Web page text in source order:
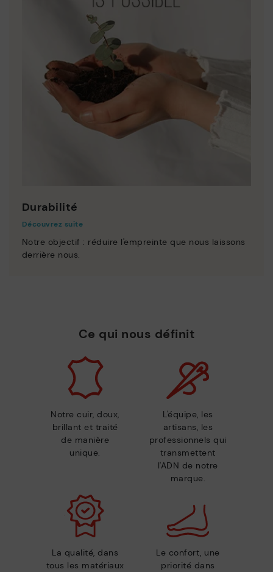
Durabilité
Découvrez suite
Notre objectif : réduire l'empreinte que nous laissons
derrière nous.
Ce qui nous définit
Notre cuir, doux,
brillant et traité
de manière
unique.
L'équipe, les
artisans, les
professionnels qui
transmettent
l'ADN de notre
marque.
La qualité, dans
tous les matériaux
Le confort, une
priorité dans